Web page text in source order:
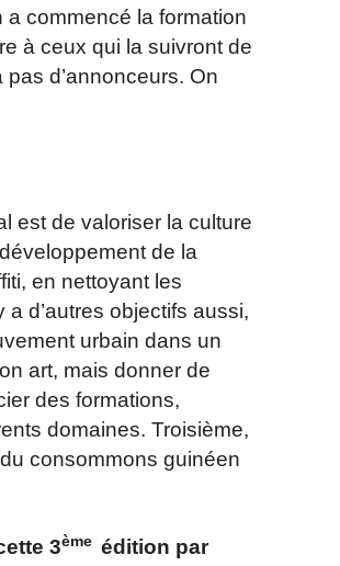
commencé la formation
à ceux qui la suivront de
d’annonceurs. On
est de valoriser la culture
de la
en nettoyant les
d’autres objectifs aussi,
urbain dans un
art, mais donner de
des formations,
domaines. Troisième,
consommons guinéen
3ème édition par